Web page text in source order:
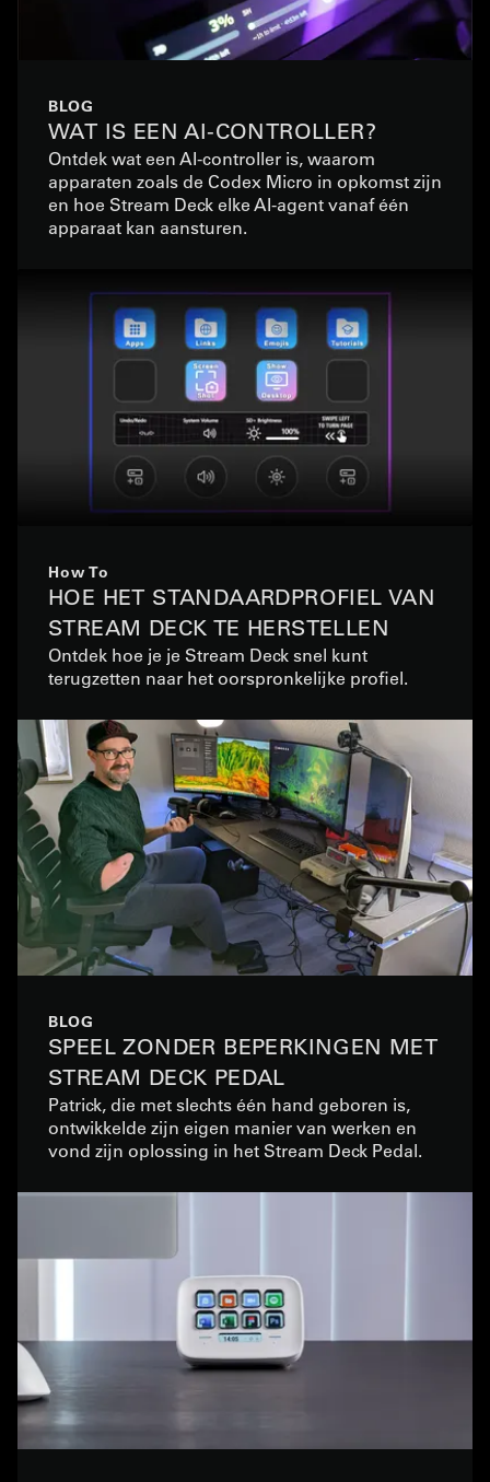
BLOG
WAT IS EEN AI-CONTROLLER?
Ontdek wat een AI-controller is, waarom
apparaten zoals de Codex Micro in opkomst zijn
en hoe Stream Deck elke AI-agent vanaf één
apparaat kan aansturen.
How To
HOE HET STANDAARDPROFIEL VAN
STREAM DECK TE HERSTELLEN
Ontdek hoe je je Stream Deck snel kunt
terugzetten naar het oorspronkelijke profiel.
BLOG
SPEEL ZONDER BEPERKINGEN MET
STREAM DECK PEDAL
Patrick, die met slechts één hand geboren is,
ontwikkelde zijn eigen manier van werken en
vond zijn oplossing in het Stream Deck Pedal.